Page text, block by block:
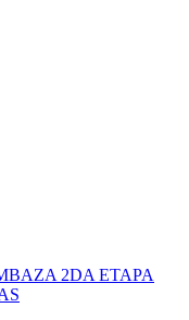
2DA ETAPA